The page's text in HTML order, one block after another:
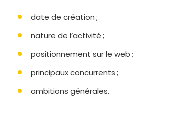
date de création ;
nature de l’activité ;
positionnement sur le web ;
principaux concurrents ;
ambitions générales.